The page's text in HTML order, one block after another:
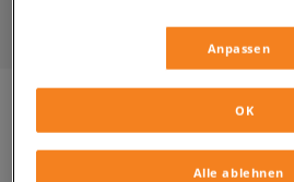
ADIDAS ADI-EASE
Anpassen
Alle ablehnen
OK